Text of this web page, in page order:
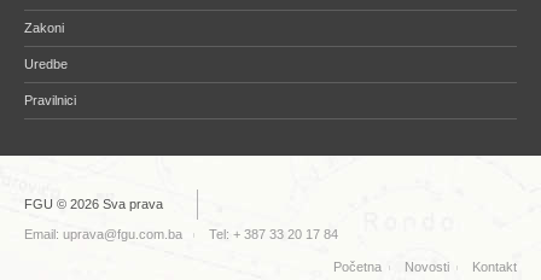
Zakoni
Uredbe
Pravilnici
FGU © 2026 Sva prava
Email: uprava@fgu.com.ba Tel: + 387 33 20 17 84
Početna Novosti Kontakt